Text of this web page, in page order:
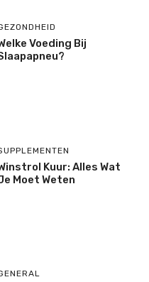
Voeding Bij
Kuur: Alles Wat
Moet Weten